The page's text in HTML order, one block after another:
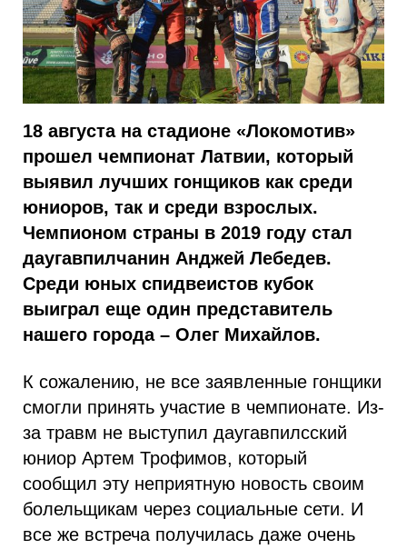
18 августа на стадионе «Локомотив»
прошел чемпионат Латвии, который
выявил лучших гонщиков как среди
юниоров, так и среди взрослых.
Чемпионом страны в 2019 году стал
даугавпилчанин Анджей Лебедев.
Среди юных спидвеистов кубок
выиграл еще один представитель
нашего города – Олег Михайлов.
К сожалению, не все заявленные гонщики
смогли принять участие в чемпионате. Из-
за травм не выступил даугавпилсский
юниор Артем Трофимов, который
сообщил эту неприятную новость своим
болельщикам через социальные сети. И
все же встреча получилась даже очень